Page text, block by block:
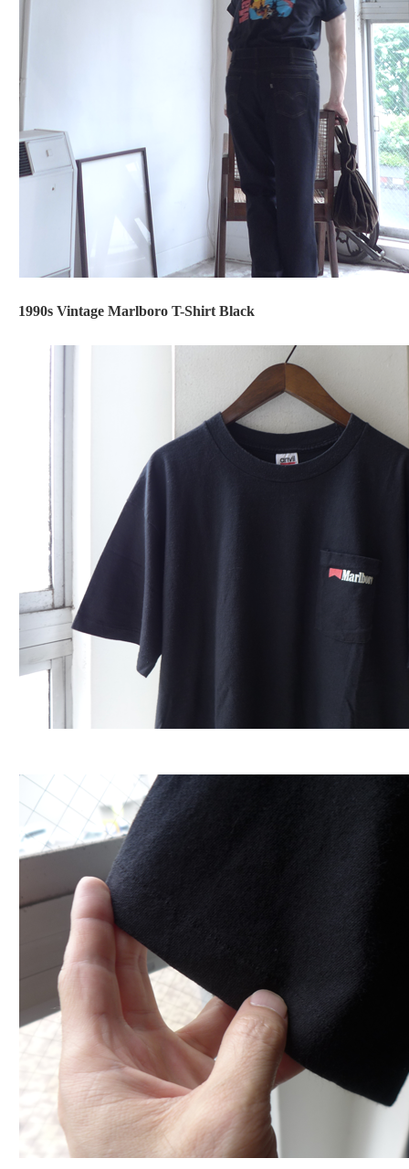
1990s Vintage Marlboro T-Shirt Black